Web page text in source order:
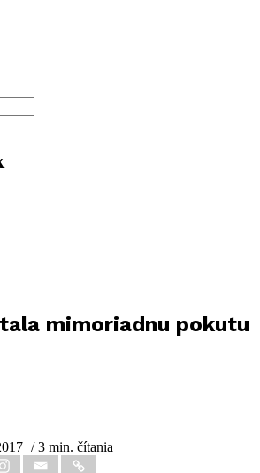
mimoriadnu pokutu
/ 3 min. čítania